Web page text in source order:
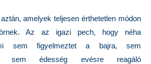
amelyek teljesen érthetetlen módon
Az az igazi pech, hogy néha
sem figyelmeztet a bajra, sem
sem édesség evésre reagáló